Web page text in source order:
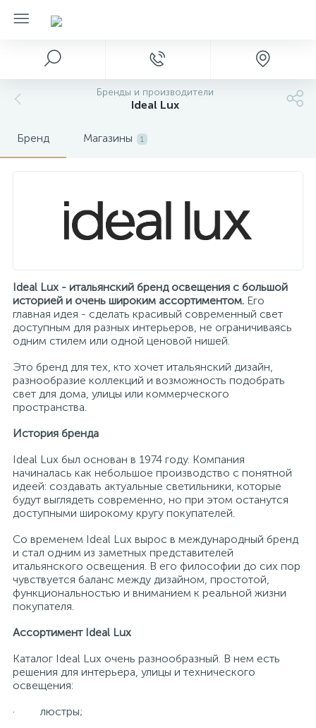
Бренды и производители
Ideal Lux
Бренд Магазины 1
Ideal Lux - итальянский бренд освещения с большой
историей и очень широким ассортиментом. Его
главная идея - сделать красивый современный свет
доступным для разных интерьеров, не ограничиваясь
одним стилем или одной ценовой нишей.
Это бренд для тех, кто хочет итальянский дизайн,
разнообразие коллекций и возможность подобрать
свет для дома, улицы или коммерческого
пространства.
История бренда
Ideal Lux был основан в 1974 году. Компания
начиналась как небольшое производство с понятной
идеей: создавать актуальные светильники, которые
будут выглядеть современно, но при этом останутся
доступными широкому кругу покупателей.
Со временем Ideal Lux вырос в международный бренд
и стал одним из заметных представителей
итальянского освещения. В его философии до сих пор
чувствуется баланс между дизайном, простотой,
функциональностью и вниманием к реальной жизни
покупателя.
Ассортимент Ideal Lux
Каталог Ideal Lux очень разнообразный. В нем есть
решения для интерьера, улицы и технического
освещения:
· люстры;